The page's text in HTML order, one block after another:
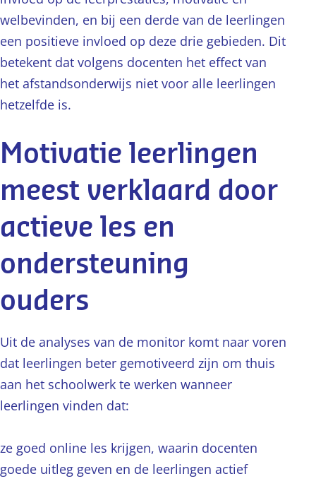
welbevinden, en bij een derde van de leerlingen
een positieve invloed op deze drie gebieden. Dit
betekent dat volgens docenten het effect van
het afstandsonderwijs niet voor alle leerlingen
hetzelfde is.
Motivatie leerlingen
meest verklaard door
actieve les en
ondersteuning
ouders
Uit de analyses van de monitor komt naar voren
dat leerlingen beter gemotiveerd zijn om thuis
aan het schoolwerk te werken wanneer
leerlingen vinden dat:
ze goed online les krijgen, waarin docenten
goede uitleg geven en de leerlingen actief